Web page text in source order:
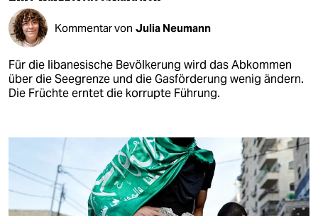
Kommentar von Julia Neumann
Für die libanesische Bevölkerung wird das Abkommen
über die Seegrenze und die Gasförderung wenig ändern.
Die Früchte erntet die korrupte Führung.